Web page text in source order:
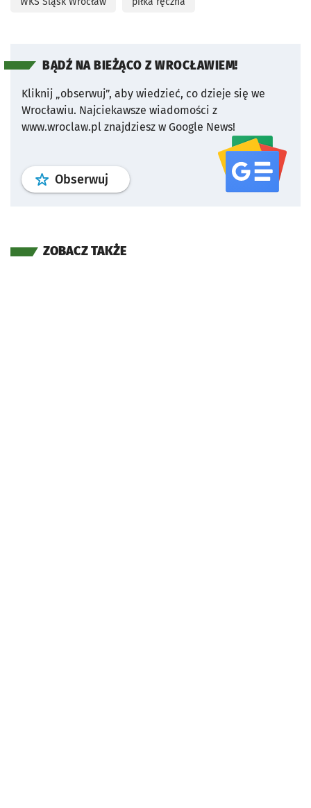
BĄDŹ NA BIEŻĄCO Z WROCŁAWIEM!
Kliknij „obserwuj”, aby wiedzieć, co dzieje się we
Wrocławiu. Najciekawsze wiadomości z
www.wroclaw.pl znajdziesz w Google News!
Obserwuj profil serwisu
ZOBACZ TAKŻE